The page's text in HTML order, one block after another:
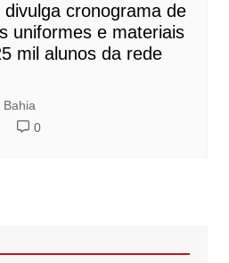
cronograma de
uniformes e materiais
mil alunos da rede
Bahia
0